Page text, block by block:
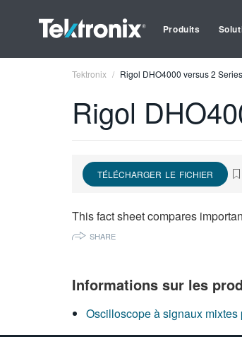
Produits
Tektronix Rigol DHO4000 versus 2
Rigol
TÉLÉCHARGER LE FICHIER
This fact sheet compares
SHARE
Informations sur les
Oscilloscope à signaux